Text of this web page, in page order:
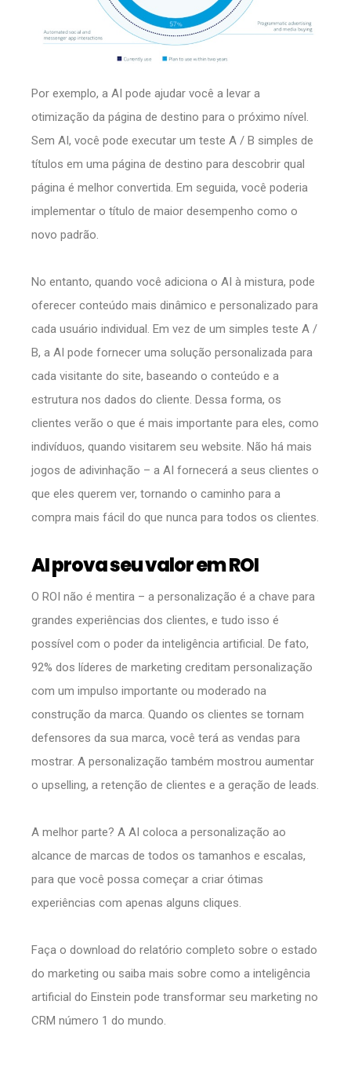
Por exemplo, a AI pode ajudar você a levar a
otimização da página de destino para o próximo nível.
Sem AI, você pode executar um teste A / B simples de
títulos em uma página de destino para descobrir qual
página é melhor convertida. Em seguida, você poderia
implementar o título de maior desempenho como o
novo padrão.
No entanto, quando você adiciona o AI à mistura, pode
oferecer conteúdo mais dinâmico e personalizado para
cada usuário individual. Em vez de um simples teste A /
B, a AI pode fornecer uma solução personalizada para
cada visitante do site, baseando o conteúdo e a
estrutura nos dados do cliente. Dessa forma, os
clientes verão o que é mais importante para eles, como
indivíduos, quando visitarem seu website. Não há mais
jogos de adivinhação – a AI fornecerá a seus clientes o
que eles querem ver, tornando o caminho para a
compra mais fácil do que nunca para todos os clientes.
AI prova seu valor em ROI
O ROI não é mentira – a personalização é a chave para
grandes experiências dos clientes, e tudo isso é
possível com o poder da inteligência artificial. De fato,
92% dos líderes de marketing creditam personalização
com um impulso importante ou moderado na
construção da marca. Quando os clientes se tornam
defensores da sua marca, você terá as vendas para
mostrar. A personalização também mostrou aumentar
o upselling, a retenção de clientes e a geração de leads.
A melhor parte? A AI coloca a personalização ao
alcance de marcas de todos os tamanhos e escalas,
para que você possa começar a criar ótimas
experiências com apenas alguns cliques.
Faça o download do relatório completo sobre o estado
do marketing ou saiba mais sobre como a inteligência
artificial do Einstein pode transformar seu marketing no
CRM número 1 do mundo.